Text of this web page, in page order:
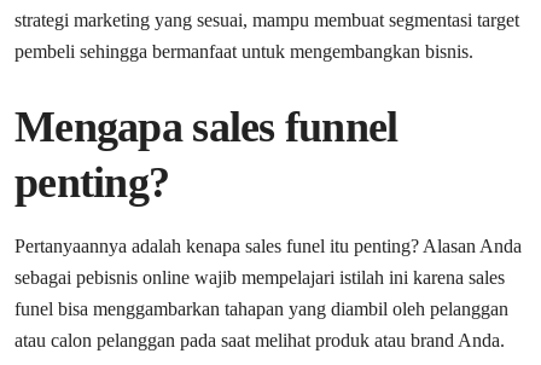
strategi marketing yang sesuai, mampu membuat segmentasi target
pembeli sehingga bermanfaat untuk mengembangkan bisnis.
Mengapa sales funnel
penting?
Pertanyaannya adalah kenapa sales funel itu penting? Alasan Anda
sebagai pebisnis online wajib mempelajari istilah ini karena sales
funel bisa menggambarkan tahapan yang diambil oleh pelanggan
atau calon pelanggan pada saat melihat produk atau brand Anda.